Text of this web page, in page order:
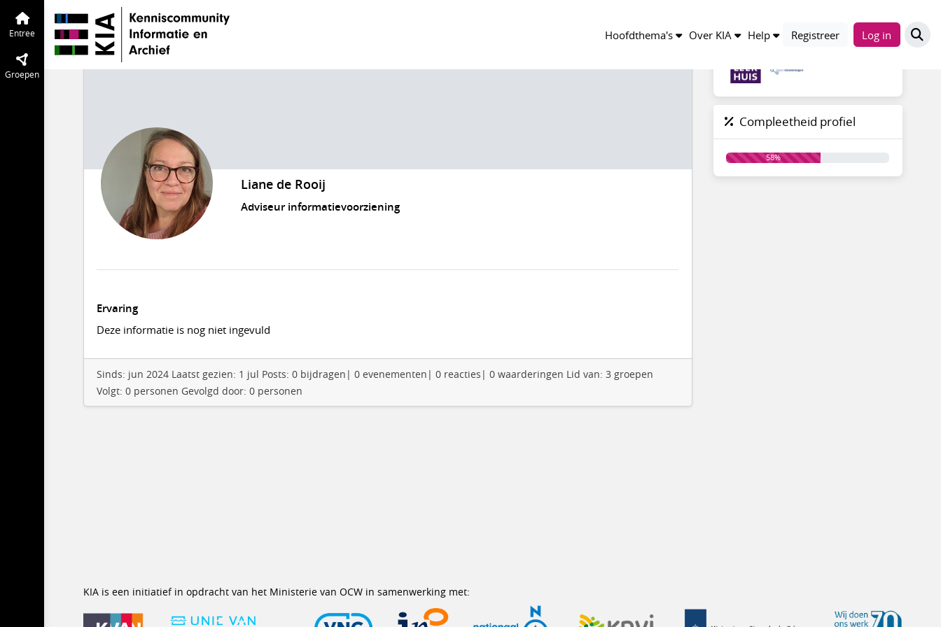
Hoofdthema's Over KIA Help Registreer Log in
Entree
Groepen
Liane de Rooij
Adviseur informatievoorziening
Ervaring
Deze informatie is nog niet ingevuld
Sinds: jun 2024 Laatst gezien: 1 jul Posts: 0 bijdragen| 0 evenementen| 0 reacties| 0 waarderingen Lid van: 3 groepen
Volgt: 0 personen Gevolgd door: 0 personen
Compleetheid profiel
58%
KIA is een initiatief in opdracht van het Ministerie van OCW in samenwerking met: